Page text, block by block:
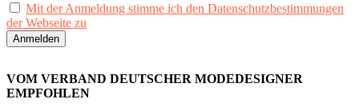
Mit der Anmeldung stimme ich den Datenschutzbestimmungen
der Webseite zu
VOM VERBAND DEUTSCHER MODEDESIGNER
EMPFOHLEN